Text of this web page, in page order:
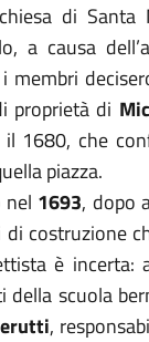
di Santa
a causa
proprietà di
che
piazza.
1693, dopo
costruzione
è
della scuola
,